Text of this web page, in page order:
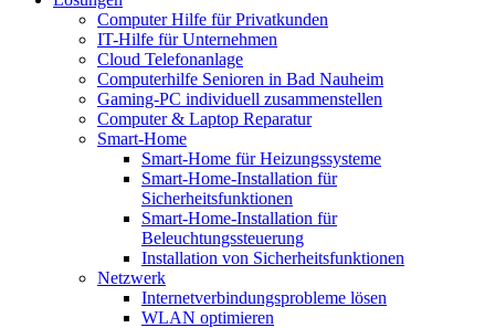
Computer Hilfe für Privatkunden
IT-Hilfe für Unternehmen
Cloud Telefonanlage
Computerhilfe Senioren in Bad Nauheim
Gaming-PC individuell zusammenstellen
Computer & Laptop Reparatur
Smart-Home
Smart-Home für Heizungssysteme
Smart-Home-Installation für
Sicherheitsfunktionen
Smart-Home-Installation für
Beleuchtungssteuerung
Installation von Sicherheitsfunktionen
Netzwerk
Internetverbindungsprobleme lösen
WLAN optimieren